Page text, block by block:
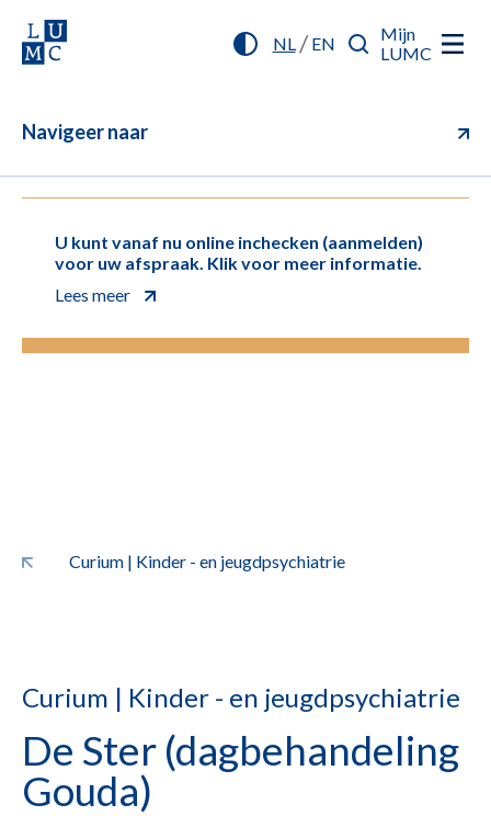
NL/ EN
Mijn
LUMC
Navigeer naar
U kunt vanaf nu online inchecken (aanmelden)
voor uw afspraak. Klik voor meer informatie.
Lees meer
Curium | Kinder - en jeugdpsychiatrie
Curium | Kinder - en jeugdpsychiatrie
De Ster (dagbehandeling
Gouda)